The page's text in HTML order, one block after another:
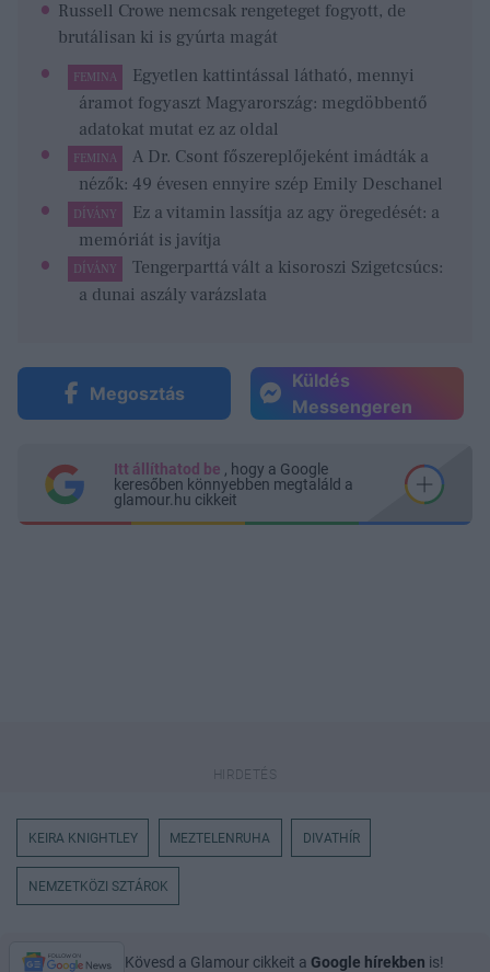
Russell Crowe nemcsak rengeteget fogyott, de
brutálisan ki is gyúrta magát
FEMINA
Egyetlen kattintással látható, mennyi
áramot fogyaszt Magyarország: megdöbbentő
adatokat mutat ez az oldal
FEMINA
A Dr. Csont főszereplőjeként imádták a
nézők: 49 évesen ennyire szép Emily Deschanel
DÍVÁNY
Ez a vitamin lassítja az agy öregedését: a
memóriát is javítja
DÍVÁNY
Tengerparttá vált a kisoroszi Szigetcsúcs:
a dunai aszály varázslata
Megosztás
Küldés
Messengeren
Itt állíthatod be , hogy a Google
keresőben könnyebben megtaláld a
glamour.hu cikkeit
KEIRA KNIGHTLEY MEZTELENRUHA DIVATHÍR
NEMZETKÖZI SZTÁROK
Kövesd a Glamour cikkeit a Google hírekben is!